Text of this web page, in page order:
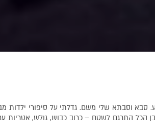
וסבתא שלי משם. גדלתי על סיפורי ילדות
הכל התרגם לשטח – כרוב כבוש, גולש, אטריות